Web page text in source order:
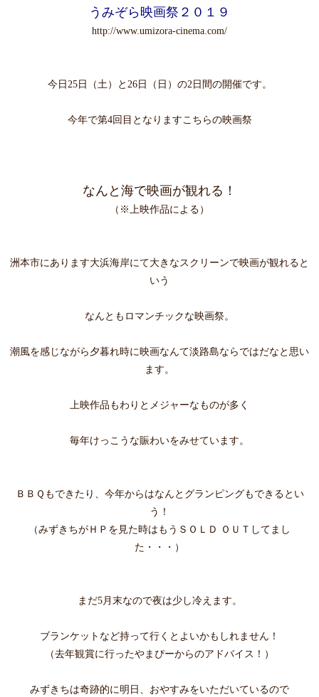
うみぞら映画祭２０１９
http://www.umizora-cinema.com/
今日25日（土）と26日（日）の2日間の開催です。
今年で第4回目となりますこちらの映画祭
なんと海で映画が観れる！
（※上映作品による）
洲本市にあります大浜海岸にて大きなスクリーンで映画が観れると
いう
なんともロマンチックな映画祭。
潮風を感じながら夕暮れ時に映画なんて淡路島ならではだなと思い
ます。
上映作品もわりとメジャーなものが多く
毎年けっこうな賑わいをみせています。
ＢＢＱもできたり、今年からはなんとグランピングもできるとい
う！
（みずきちがＨＰを見た時はもうＳＯＬＤ ＯＵＴしてまし
た・・・）
まだ5月末なので夜は少し冷えます。
ブランケットなど持って行くとよいかもしれません！
（去年観賞に行ったやまぴーからのアドバイス！）
みずきちは奇跡的に明日、おやすみをいただいているので